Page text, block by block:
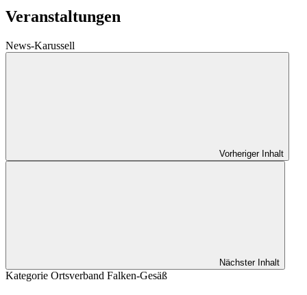
Veranstaltungen
News-Karussell
Vorheriger Inhalt
Nächster Inhalt
Kategorie Ortsverband Falken-Gesäß